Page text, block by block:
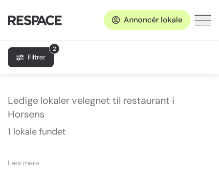
Annoncér lokale
2
Filtrer
Ledige lokaler velegnet til restaurant i
Horsens
1 lokale fundet
Læs mere